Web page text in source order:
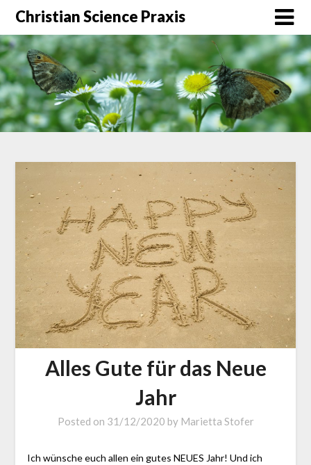
Christian Science Praxis
Alles Gute für das Neue
Jahr
Posted on 31/12/2020 by Marietta Stofer
Ich wünsche euch allen ein gutes NEUES Jahr! Und ich